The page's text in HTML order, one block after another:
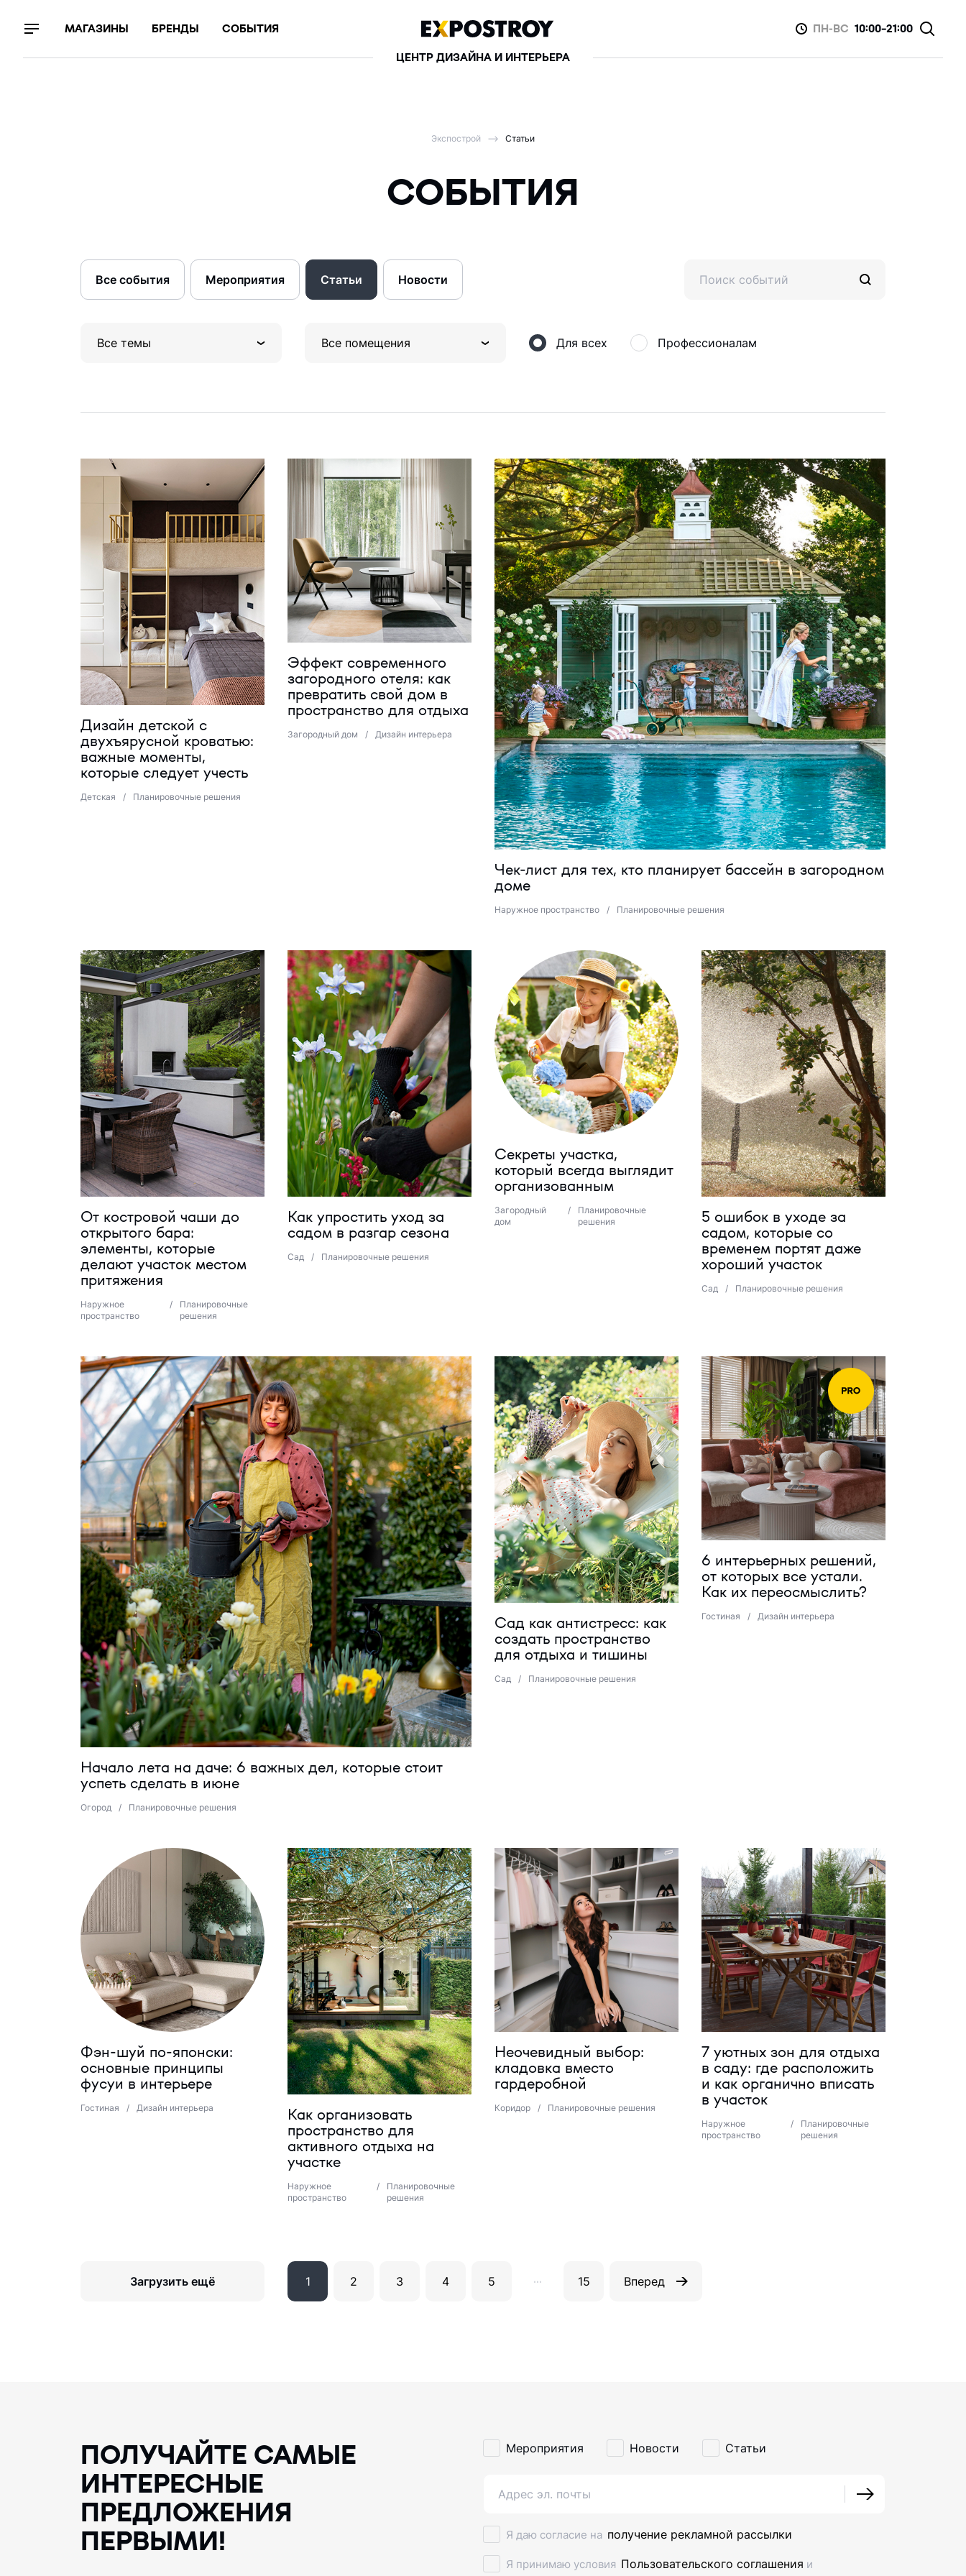
МАГАЗИНЫ БРЕНДЫ СОБЫТИЯ ПН-ВС 10:00-21:00
ЦЕНТР ДИЗАЙНА И ИНТЕРЬЕРА
Экспострой Статьи
СОБЫТИЯ
Все события Мероприятия Статьи Новости
Все темы Все помещения Для всех Профессионалам
Дизайн детской с
двухъярусной кроватью:
важные моменты,
которые следует учесть
Детская / Планировочные решения
Эффект современного
загородного отеля: как
превратить свой дом в
пространство для отдыха
Загородный дом / Дизайн интерьера
Чек-лист для тех, кто планирует бассейн в загородном
доме
Наружное пространство / Планировочные решения
От костровой чаши до
открытого бара:
элементы, которые
делают участок местом
притяжения
Наружное
пространство
/
Планировочные
решения
Как упростить уход за
садом в разгар сезона
Сад / Планировочные решения
Секреты участка,
который всегда выглядит
организованным
Загородный
дом
/
Планировочные
решения
5 ошибок в уходе за
садом, которые со
временем портят даже
хороший участок
Сад / Планировочные решения
Начало лета на даче: 6 важных дел, которые стоит
успеть сделать в июне
Огород / Планировочные решения
Сад как антистресс: как
создать пространство
для отдыха и тишины
Сад / Планировочные решения
6 интерьерных решений,
от которых все устали.
Как их переосмыслить?
Гостиная / Дизайн интерьера
Фэн-шуй по-японски:
основные принципы
фусуи в интерьере
Гостиная / Дизайн интерьера
Как организовать
пространство для
активного отдыха на
участке
Наружное
пространство
/
Планировочные
решения
Неочевидный выбор:
кладовка вместо
гардеробной
Коридор / Планировочные решения
7 уютных зон для отдыха
в саду: где расположить
и как органично вписать
в участок
Наружное
пространство
/
Планировочные
решения
Загрузить ещё 1 2 3 4 5 … 15 Вперед
ПОЛУЧАЙТЕ САМЫЕ
ИНТЕРЕСНЫЕ
ПРЕДЛОЖЕНИЯ
ПЕРВЫМИ!
Мероприятия Новости Статьи
Я даю согласие на получение рекламной рассылки
Я принимаю условия Пользовательского соглашения и